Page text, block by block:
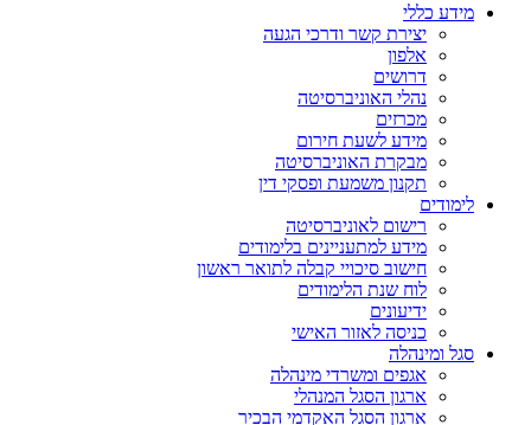
מידע כללי
יצירת קשר ודרכי הגעה
אלפון
דרושים
נהלי האוניברסיטה
מכרזים
מידע לשעת חירום
מבקרת האוניברסיטה
תקנון משמעת ופסקי דין
לימודים
רישום לאוניברסיטה
מידע למתעניינים בלימודים
חישוב סיכויי קבלה לתואר ראשון
לוח שנת הלימודים
ידיעונים
כניסה לאזור האישי
סגל ומינהלה
אגפים ומשרדי מינהלה
ארגון הסגל המנהלי
ארגון הסגל האקדמי הבכיר